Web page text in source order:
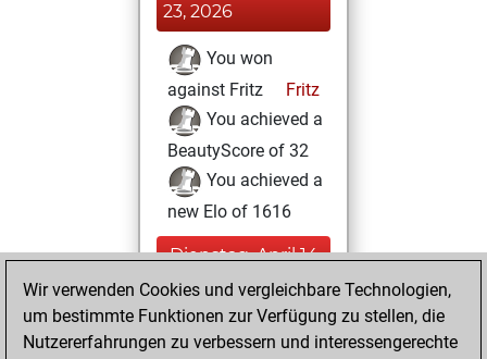
23, 2026
You won
against Fritz
Fritz
You achieved a
BeautyScore of 32
You achieved a
new Elo of 1616
Dienstag, April 14,
2026
You created
Wir verwenden Cookies und vergleichbare Technologien,
um bestimmte Funktionen zur Verfügung zu stellen, die
Nutzererfahrungen zu verbessern und interessengerechte